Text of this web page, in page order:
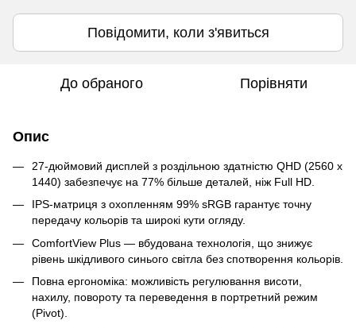
Повідомити, коли з'явиться
До обраного Порівняти
Опис
27-дюймовий дисплей з роздільною здатністю QHD (2560 x
1440) забезпечує на 77% більше деталей, ніж Full HD.
IPS-матриця з охопленням 99% sRGB гарантує точну
передачу кольорів та широкі кути огляду.
ComfortView Plus — вбудована технологія, що знижує
рівень шкідливого синього світла без спотворення кольорів.
Повна ергономіка: можливість регулювання висоти,
нахилу, повороту та переведення в портретний режим
(Pivot).